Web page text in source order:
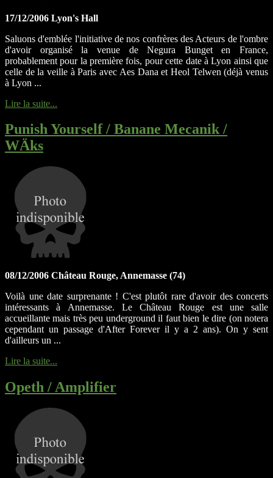
17/12/2006 Lyon's Hall
Saluons d'emblée l'initiative de nos confrères des Acteurs de l'ombre
d'avoir organisé la venue de Negura Bunget en France,
probablement pour la première fois, pour cette date à Lyon ainsi que
celle de la veille à Paris avec Aes Dana et Heol Telwen (déjà venus
à Lyon ...
Lire la suite...
Punish Yourself / Banane Mecanik /
WÄks
08/12/2006 Château Rouge, Annemasse (74)
Voilà une date surprenante ! C'est plutôt rare d'avoir des concerts
intéressants à Annemasse. Le Château Rouge est une salle
accueillante mais très peu underground il faut bien le dire (on notera
cependant un passage d'After Forever il y a 2 ans). On y sent
d'ailleurs un ...
Lire la suite...
Opeth / Amplifier